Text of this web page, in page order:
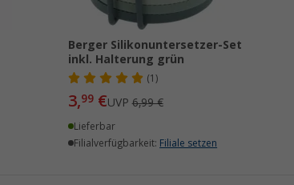
Berger Silikonuntersetzer-Set
inkl. Halterung grün
(1)
3,99€UVP6,99 €
Lieferbar
Filialverfügbarkeit: Filiale setzen